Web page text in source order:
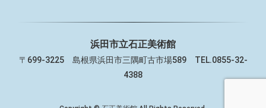
浜田市立石正美術館
〒699-3225 島根県浜田市三隅町古市場589 TEL.0855-32-
4388